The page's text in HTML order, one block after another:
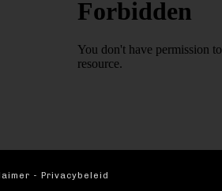
- Privacybeleid